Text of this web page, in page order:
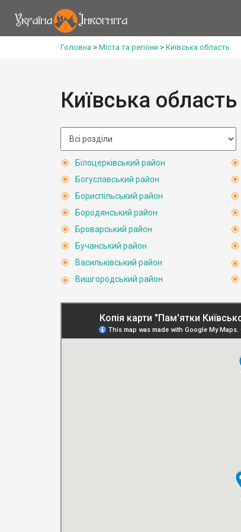
Головна > Міста та регіони > Київська область
Київська область
Білоцерківський район
Богуславський район
Бориспільський район
Бородянський район
Броварський район
Бучанський район
Васильківський район
Вишгородський район